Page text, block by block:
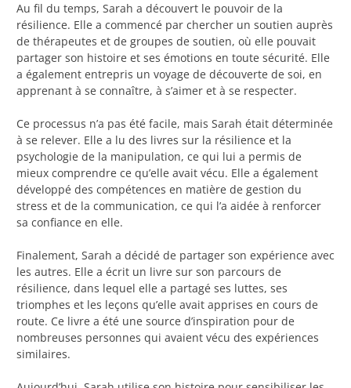
Au fil du temps, Sarah a découvert le pouvoir de la
résilience. Elle a commencé par chercher un soutien auprès
de thérapeutes et de groupes de soutien, où elle pouvait
partager son histoire et ses émotions en toute sécurité. Elle
a également entrepris un voyage de découverte de soi, en
apprenant à se connaître, à s’aimer et à se respecter.
Ce processus n’a pas été facile, mais Sarah était déterminée
à se relever. Elle a lu des livres sur la résilience et la
psychologie de la manipulation, ce qui lui a permis de
mieux comprendre ce qu’elle avait vécu. Elle a également
développé des compétences en matière de gestion du
stress et de la communication, ce qui l’a aidée à renforcer
sa confiance en elle.
Finalement, Sarah a décidé de partager son expérience avec
les autres. Elle a écrit un livre sur son parcours de
résilience, dans lequel elle a partagé ses luttes, ses
triomphes et les leçons qu’elle avait apprises en cours de
route. Ce livre a été une source d’inspiration pour de
nombreuses personnes qui avaient vécu des expériences
similaires.